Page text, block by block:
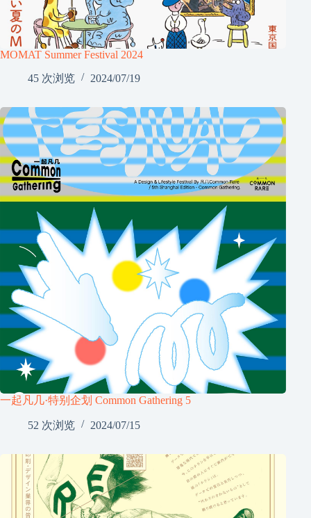
MOMAT Summer Festival 2024
45 次浏览
2024/07/19
一起凡几·特别企划 Common Gathering 5
52 次浏览 2024/07/15